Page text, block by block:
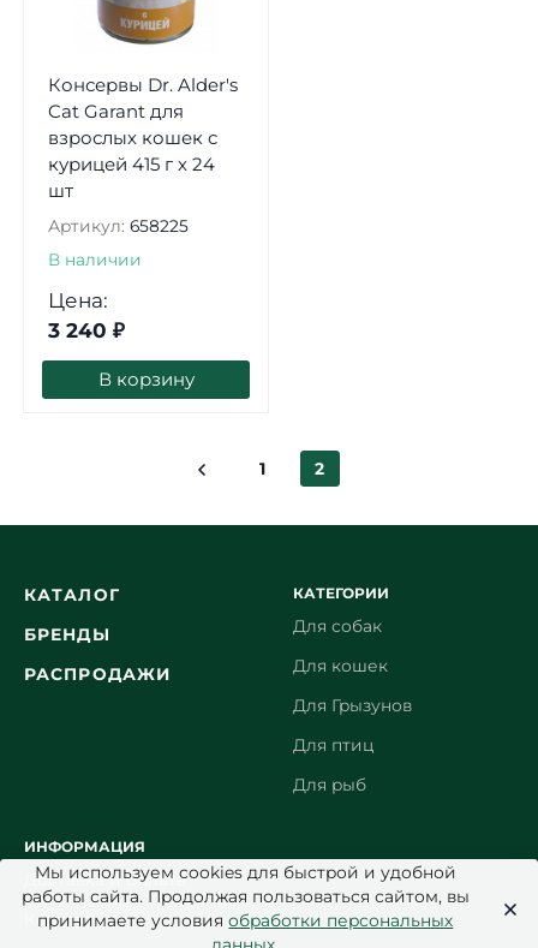
Консервы Dr. Alder's
Cat Garant для
взрослых кошек с
курицей 415 г х 24
шт
Артикул: 658225
В наличии
Цена:
3 240 ₽
В корзину
1 2
КАТАЛОГ
БРЕНДЫ
РАСПРОДАЖИ
КАТЕГОРИИ
Для собак
Для кошек
Для Грызунов
Для птиц
Для рыб
ИНФОРМАЦИЯ
Доставка и оплата
Контакты
Мы используем cookies для быстрой и удобной
работы сайта. Продолжая пользоваться сайтом, вы
принимаете условияобработки персональных